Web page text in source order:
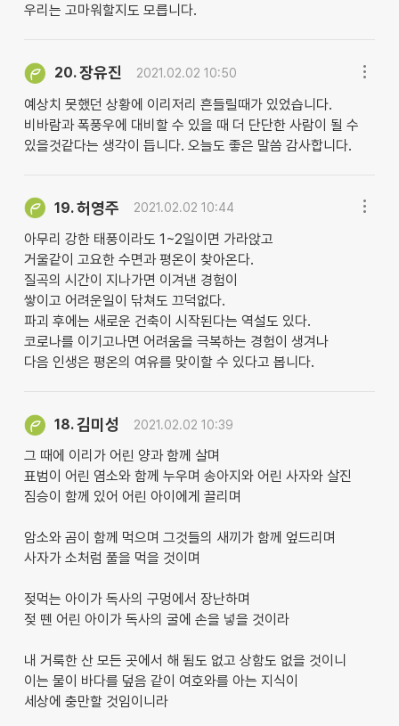
우리는 고마워할지도 모릅니다.
20.장유진 2021.02.02 10:50
예상치 못했던 상황에 이리저리 흔들릴때가 있었습니다.
비바람과 폭풍우에 대비할 수 있을 때 더 단단한 사람이 될 수
있을것같다는 생각이 듭니다. 오늘도 좋은 말씀 감사합니다.
19.허영주 2021.02.02 10:44
아무리 강한 태풍이라도 1~2일이면 가라앉고
거울같이 고요한 수면과 평온이 찾아온다.
질곡의 시간이 지나가면 이겨낸 경험이
쌓이고 어려운일이 닦쳐도 끄덕없다.
파괴 후에는 새로운 건축이 시작된다는 역설도 있다.
코로나를 이기고나면 어려움을 극복하는 경험이 생겨나
다음 인생은 평온의 여유를 맞이할 수 있다고 봅니다.
18.김미성 2021.02.02 10:39
그 때에 이리가 어린 양과 함께 살며
표범이 어린 염소와 함께 누우며 송아지와 어린 사자와 살진
짐승이 함께 있어 어린 아이에게 끌리며
암소와 곰이 함께 먹으며 그것들의 새끼가 함께 엎드리며
사자가 소처럼 풀을 먹을 것이며
젖먹는 아이가 독사의 구멍에서 장난하며
젖 뗀 어린 아이가 독사의 굴에 손을 넣을 것이라
내 거룩한 산 모든 곳에서 해 됨도 없고 상함도 없을 것이니
이는 물이 바다를 덮음 같이 여호와를 아는 지식이
세상에 충만할 것임이니라